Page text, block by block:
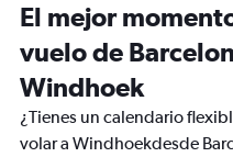
El mejor
vuelo de
Windhoek
¿Tienes un calendario
volar a Windhoekdesde